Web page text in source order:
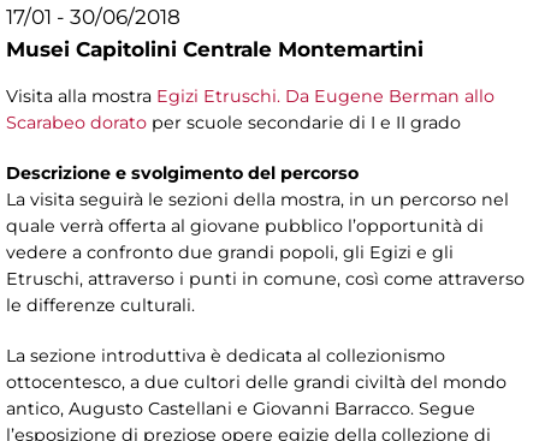
17/01 - 30/06/2018
Musei Capitolini Centrale Montemartini
Visita alla mostra Egizi Etruschi. Da Eugene Berman allo
Scarabeo dorato per scuole secondarie di I e II grado
Descrizione e svolgimento del percorso
La visita seguirà le sezioni della mostra, in un percorso nel
quale verrà offerta al giovane pubblico l’opportunità di
vedere a confronto due grandi popoli, gli Egizi e gli
Etruschi, attraverso i punti in comune, così come attraverso
le differenze culturali.
La sezione introduttiva è dedicata al collezionismo
ottocentesco, a due cultori delle grandi civiltà del mondo
antico, Augusto Castellani e Giovanni Barracco. Segue
l’esposizione di preziose opere egizie della collezione di